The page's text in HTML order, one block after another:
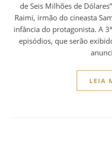
de Seis Milhões de
Raimi, irmão do cineasta
infância do protagonista. A
episódios, que serão
LEIA